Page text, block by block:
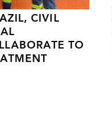
CIVIL
TO